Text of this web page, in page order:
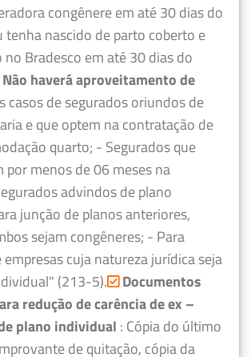
congênere em até 30 dias do
tenha nascido de parto coberto e
no Bradesco em até 30 dias do
Não haverá aproveitamento de
casos de segurados oriundos de
e que optem na contratação de
quarto; - Segurados que
por menos de 06 meses na
advindos de plano
junção de planos anteriores,
sejam congêneres; - Para
cuja natureza jurídica seja
(213-5). Documentos
redução de carência de ex –
plano individual : Cópia do último
de quitação, cópia da